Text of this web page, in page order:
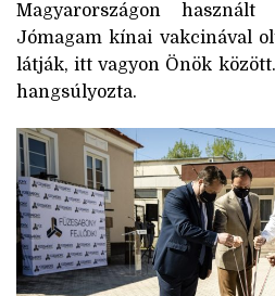
Magyarországon használt
Jómagam kínai vakcinával
látják, itt vagyon Önök
hangsúlyozta.